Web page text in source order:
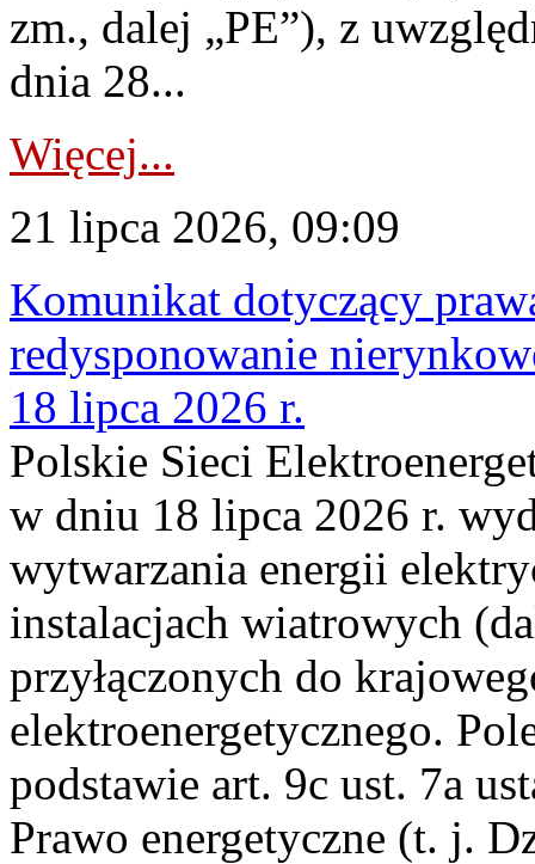
zm., dalej „PE”), z
dnia 28...
Więcej...
21 lipca 2026, 09:09
Komunikat dotyczący
redysponowanie
18 lipca 2026 r.
Polskie Sieci
w dniu 18 lipca 2026 r.
wytwarzania energii
instalacjach wiatrowych
przyłączonych do
elektroenergetycznego.
podstawie art. 9c ust. 7a
Prawo energetyczne (t. j.